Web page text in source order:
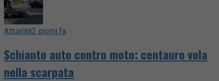
Attualità2 giorni fa
Schianto auto contro moto: centauro vola
nella scarpata